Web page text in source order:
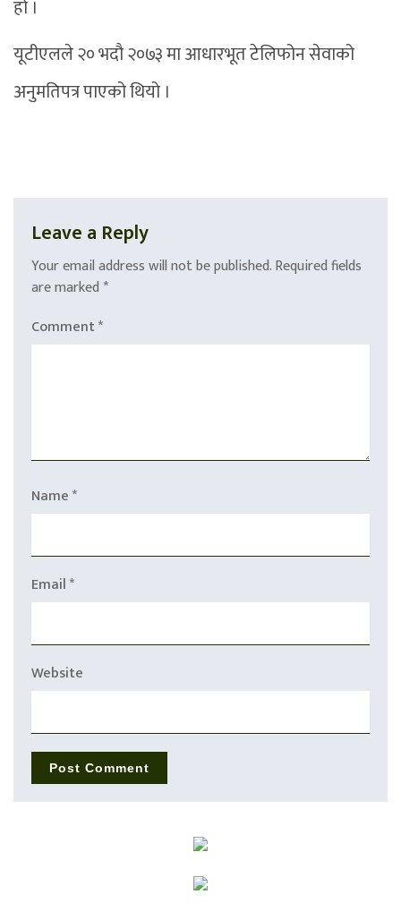
हो ।
यूटीएलले २० भदौ २०७३ मा आधारभूत टेलिफोन सेवाको
अनुमतिपत्र पाएको थियो ।
Leave a Reply
Your email address will not be published.Required fields
are marked *
Comment*
Name*
Email*
Website